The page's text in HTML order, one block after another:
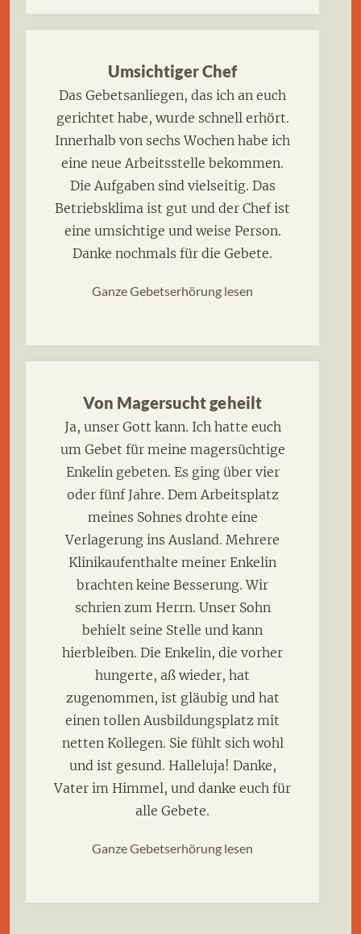
Umsichtiger Chef
Das Gebetsanliegen, das ich an euch
gerichtet habe, wurde schnell erhört.
Innerhalb von sechs Wochen habe ich
eine neue Arbeitsstelle bekommen.
Die Aufgaben sind vielseitig. Das
Betriebsklima ist gut und der Chef ist
eine umsichtige und weise Person.
Danke nochmals für die Gebete.
Ganze Gebetserhörung lesen
Von Magersucht geheilt
Ja, unser Gott kann. Ich hatte euch
um Gebet für meine magersüchtige
Enkelin gebeten. Es ging über vier
oder fünf Jahre. Dem Arbeitsplatz
meines Sohnes drohte eine
Verlagerung ins Ausland. Mehrere
Klinikaufenthalte meiner Enkelin
brachten keine Besserung. Wir
schrien zum Herrn. Unser Sohn
behielt seine Stelle und kann
hierbleiben. Die Enkelin, die vorher
hungerte, aß wieder, hat
zugenommen, ist gläubig und hat
einen tollen Ausbildungsplatz mit
netten Kollegen. Sie fühlt sich wohl
und ist gesund. Halleluja! Danke,
Vater im Himmel, und danke euch für
alle Gebete.
Ganze Gebetserhörung lesen